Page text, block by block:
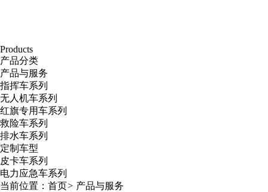
Products
产品分类
产品与服务
指挥车系列
无人机车系列
红旗专用车系列
救险车系列
排水车系列
定制车型
皮卡车系列
电力应急车系列
当前位置： 首页> 产品与服务